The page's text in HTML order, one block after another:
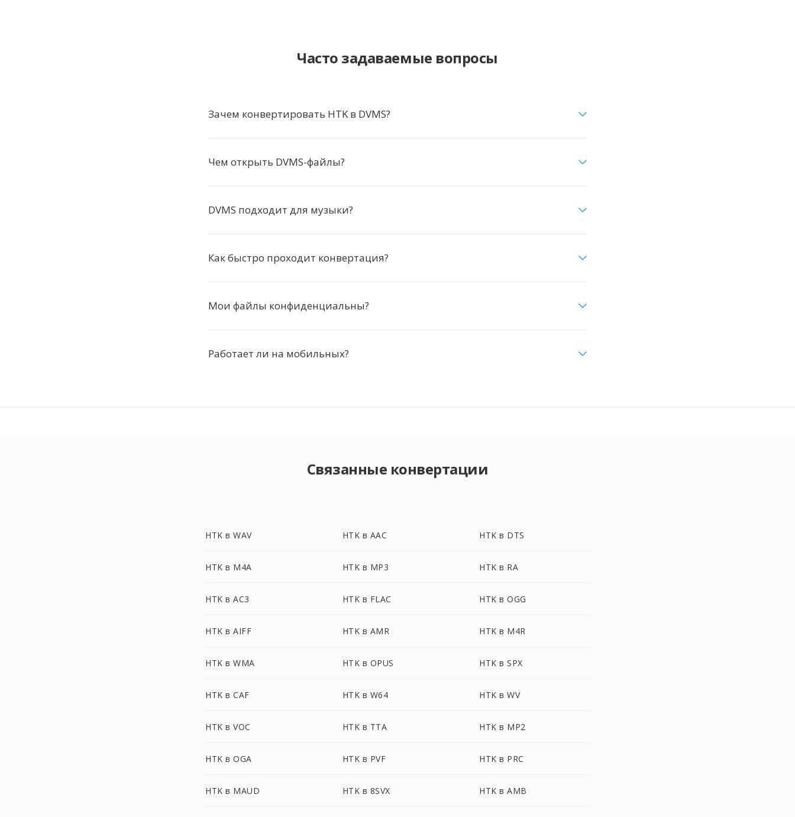
Часто задаваемые вопросы
Зачем конвертировать HTK в DVMS?
Чем открыть DVMS-файлы?
DVMS подходит для музыки?
Как быстро проходит конвертация?
Мои файлы конфиденциальны?
Работает ли на мобильных?
Связанные конвертации
HTK в WAV HTK в AAC HTK в DTS
HTK в M4A HTK в MP3 HTK в RA
HTK в AC3 HTK в FLAC HTK в OGG
HTK в AIFF HTK в AMR HTK в M4R
HTK в WMA HTK в OPUS HTK в SPX
HTK в CAF HTK в W64 HTK в WV
HTK в VOC HTK в TTA HTK в MP2
HTK в OGA HTK в PVF HTK в PRC
HTK в MAUD HTK в 8SVX HTK в AMB